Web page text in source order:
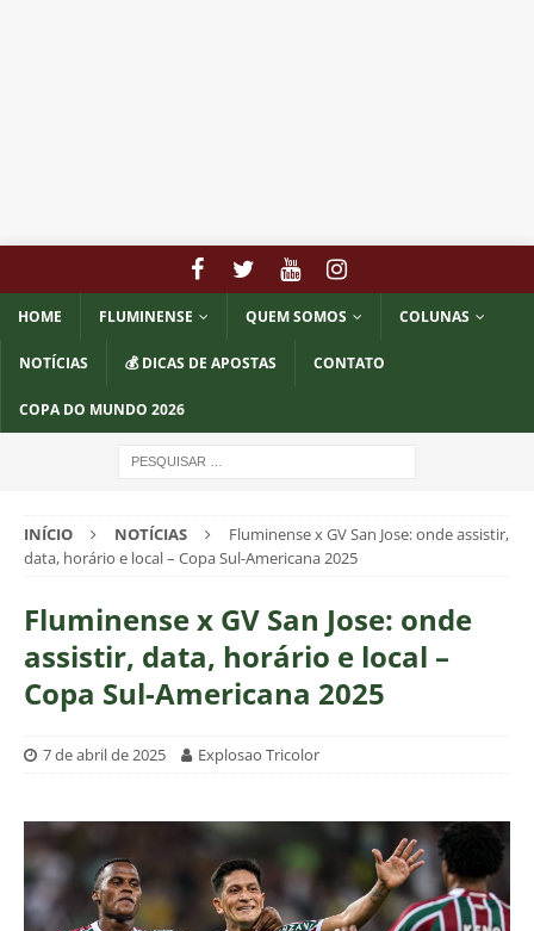
HOME FLUMINENSE QUEM SOMOS COLUNAS
NOTÍCIAS 💰 DICAS DE APOSTAS CONTATO
COPA DO MUNDO 2026
INÍCIO NOTÍCIAS
Fluminense x GV San Jose: onde assistir,
data, horário e local – Copa Sul-Americana 2025
Fluminense x GV San Jose: onde
assistir, data, horário e local –
Copa Sul-Americana 2025
7 de abril de 2025 Explosao Tricolor